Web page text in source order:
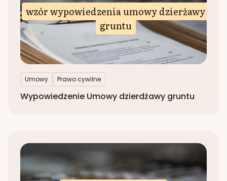
wzór wypowiedzenia umowy dzierżawy
gruntu
Umowy Prawo cywilne
Wypowiedzenie Umowy dzierdżawy gruntu